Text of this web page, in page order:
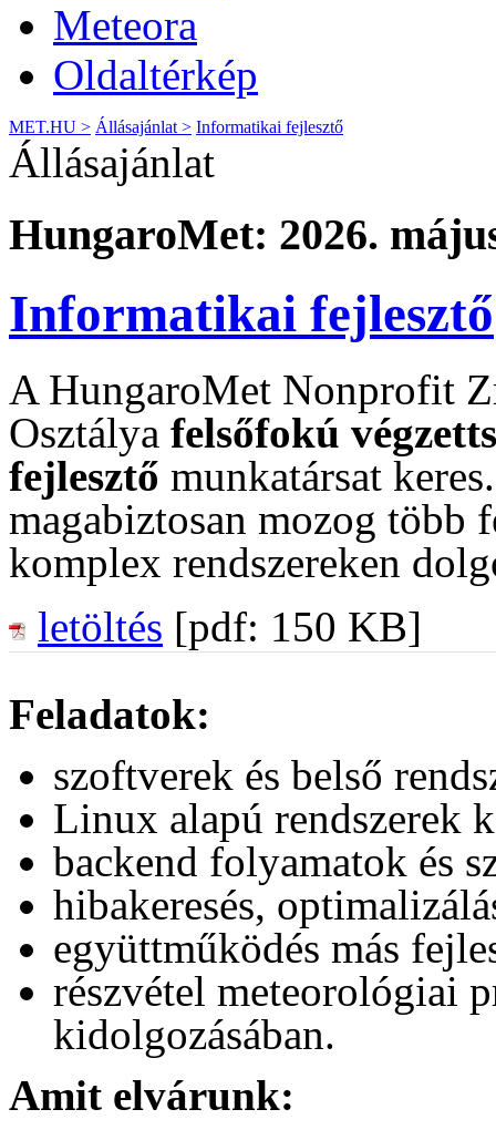
Meteora
Oldaltérkép
MET.HU > Állásajánlat > Informatikai fejlesztő
Állásajánlat
HungaroMet: 2026.
Informatikai fejlesztő
A HungaroMet Nonprofit
Osztálya felsőfokú
fejlesztő munkatársat
magabiztosan mozog több
komplex rendszereken
letöltés [pdf: 150 KB]
Feladatok:
szoftverek és belső
Linux alapú rendszerek
backend folyamatok és
hibakeresés,
együttműködés más
részvétel meteorológiai
kidolgozásában.
Amit elvárunk: